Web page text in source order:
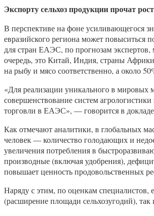
Экспорту сельхоз продукции прочат рост
В перспективе на фоне усиливающегося
евразийского региона может
для стран ЕАЭС, по прогнозам
очередь, это Китай, Индия, страны
на рыбу и мясо соответственно, а около
«Для реализации уникального в мировых
совершенствование систем
торговли в ЕАЭС», — говорится в
Как отмечают аналитики, в глобальных
человек — количество голодающих и
увеличения потребления в
производные (включая удобрения),
повышает ценность продовольственных
Наряду с этим, по оценкам специалистов,
(расширение площади сельхозугодий),